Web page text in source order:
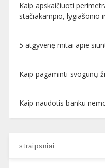
Kaip apskaičiuoti
stačiakampio, lygiašonio
5 atgyvenę mitai apie
Kaip pagaminti svogūnų
Kaip naudotis banku
straipsniai